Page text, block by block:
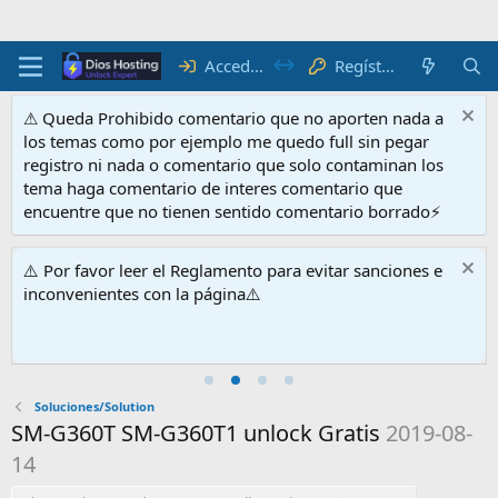
Acceder Regístrate
⚠ Queda Prohibido comentario que no aporten nada a
los temas como por ejemplo me quedo full sin pegar
registro ni nada o comentario que solo contaminan los
tema haga comentario de interes comentario que
encuentre que no tienen sentido comentario borrado⚡
⚠️ Por favor leer el Reglamento para evitar sanciones e
inconvenientes con la página⚠️
Soluciones/Solution
SM-G360T SM-G360T1 unlock Gratis 2019-08-
14